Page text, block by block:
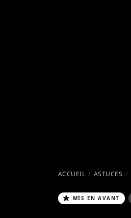
ACCUEIL ASTUCES
MIS EN AVANT